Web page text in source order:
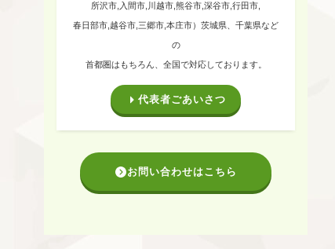
所沢市,入間市,川越市,熊谷市,深谷市,行田市,
春日部市,越谷市,三郷市,本庄市） 茨城県、千葉県など
の
首都圏はもちろん、全国で対応しております。
代表者ごあいさつ
お問い合わせはこちら